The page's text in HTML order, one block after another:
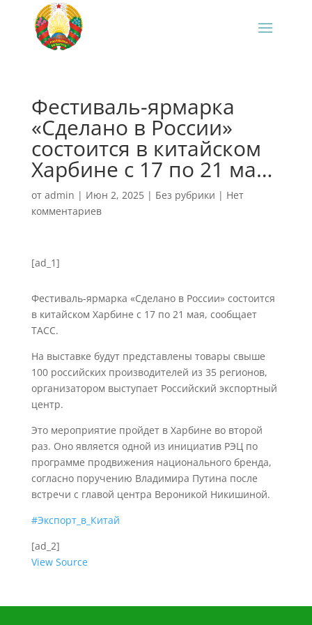
Фестиваль-ярмарка
«Сделано в России»
состоится в китайском
Харбине с 17 по 21 ма…
от admin | Июн 2, 2025| Без рубрики | Нет
комментариев
[ad_1]
Фестиваль-ярмарка «Сделано в России» состоится
в китайском Харбине с 17 по 21 мая, сообщает
ТАСС.
На выставке будут представлены товары свыше
100 российских производителей из 35 регионов,
организатором выступает Российский экспортный
центр.
Это мероприятие пройдет в Харбине во второй
раз. Оно является одной из инициатив РЭЦ по
программе продвижения национального бренда,
согласно поручению Владимира Путина после
встречи с главой центра Вероникой Никишиной.
#Экспорт_в_Китай
[ad_2]
View Source